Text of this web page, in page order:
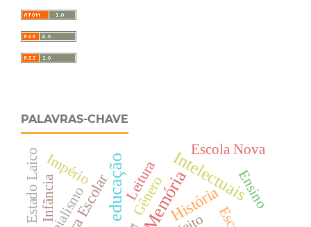
PALAVRAS-CHAVE
MemóriaIntelectuais
História
Império
Gênero
Escola Nova
Leitura Ensino
Estado LaicoInfância